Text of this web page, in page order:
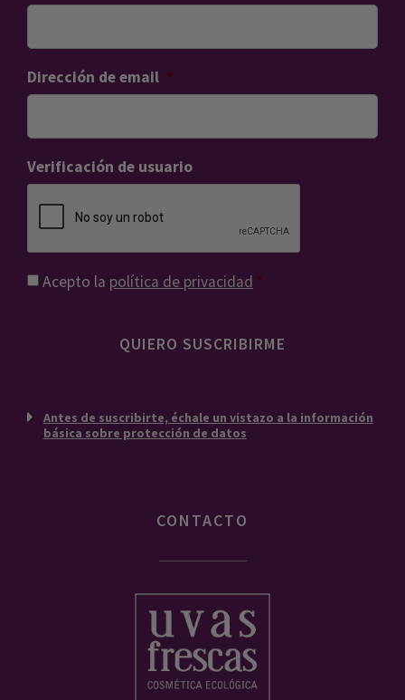
Dirección de email *
Verificación de usuario
Consentimiento *
Acepto la política de privacidad *
Antes de suscribirte, échale un vistazo a la información
básica sobre protección de datos
CONTACTO